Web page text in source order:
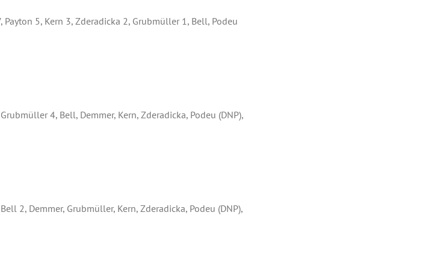
Payton 5, Kern 3, Zderadicka 2, Grubmüller 1, Bell, Podeu
4, Bell, Demmer, Kern, Zderadicka, Podeu (DNP),
2, Demmer, Grubmüller, Kern, Zderadicka, Podeu (DNP),